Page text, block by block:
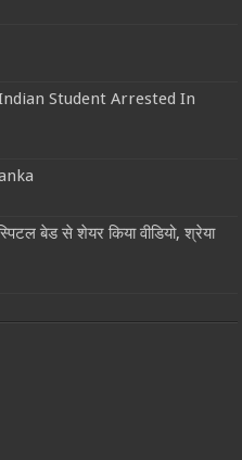
Student Arrested In
बेड से शेयर किया वीडियो, श्रेया